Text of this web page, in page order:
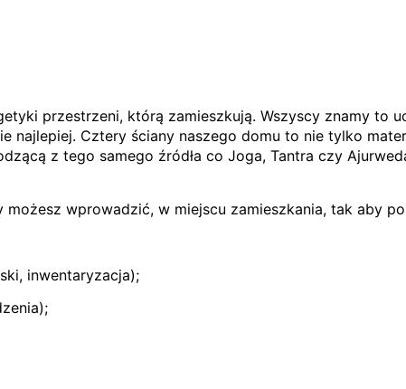
przestrzeni, którą zamieszkują. Wszyscy znamy to
najlepiej. Cztery ściany naszego domu to nie tylko
z tego samego źródła co Joga, Tantra czy
wprowadzić, w miejscu zamieszkania, tak aby
inwentaryzacja);